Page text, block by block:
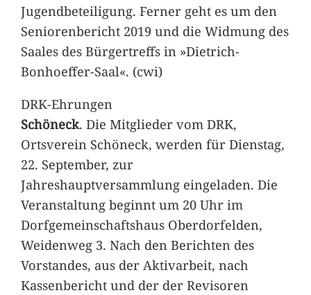
Jugendbeteiligung. Ferner geht es um den
Seniorenbericht 2019 und die Widmung des
Saales des Bürgertreffs in »Dietrich-
Bonhoeffer-Saal«. (cwi)
DRK-Ehrungen
Schöneck. Die Mitglieder vom DRK,
Ortsverein Schöneck, werden für Dienstag,
22. September, zur
Jahreshauptversammlung eingeladen. Die
Veranstaltung beginnt um 20 Uhr im
Dorfgemeinschaftshaus Oberdorfelden,
Weidenweg 3. Nach den Berichten des
Vorstandes, aus der Aktivarbeit, nach
Kassenbericht und der der Revisoren